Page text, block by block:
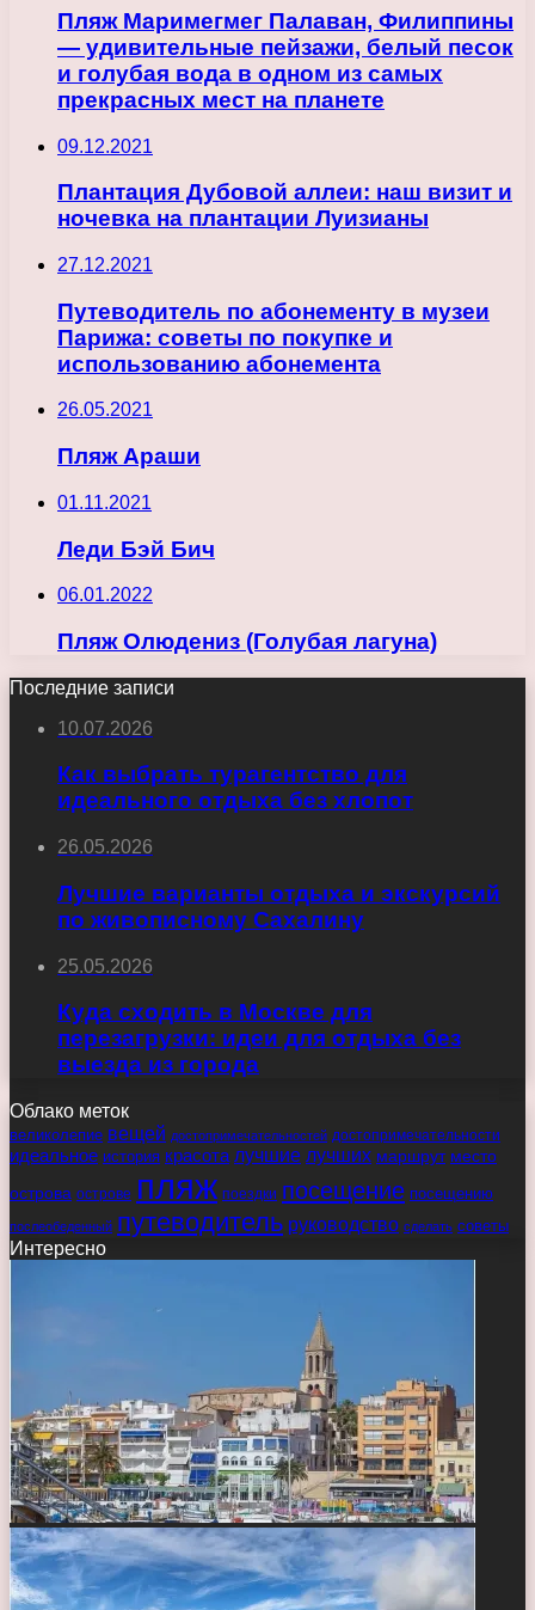
Пляж Маримегмег Палаван, Филиппины
— удивительные пейзажи, белый песок
и голубая вода в одном из самых
прекрасных мест на планете
09.12.2021
Плантация Дубовой аллеи: наш визит и
ночевка на плантации Луизианы
27.12.2021
Путеводитель по абонементу в музеи
Парижа: советы по покупке и
использованию абонемента
26.05.2021
Пляж Араши
01.11.2021
Леди Бэй Бич
06.01.2022
Пляж Олюдениз (Голубая лагуна)
Последние записи
10.07.2026
Как выбрать турагентство для
идеального отдыха без хлопот
26.05.2026
Лучшие варианты отдыха и экскурсий
по живописному Сахалину
25.05.2026
Куда сходить в Москве для
перезагрузки: идеи для отдыха без
выезда из города
Облако меток
великолепие вещей достопримечательностей достопримечательности
идеальное история красота лучшие лучших маршрут место
острова острове пляж поездки посещение посещению
послеобеденный путеводитель руководство сделать советы
Интересно